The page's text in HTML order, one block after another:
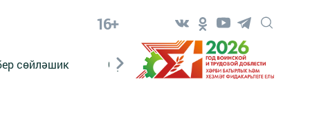
16+
сөйләшик Сүз тарихы Яшь хәбәрче